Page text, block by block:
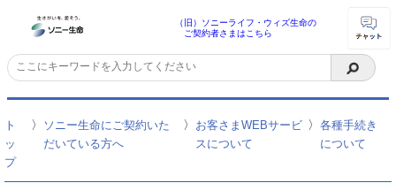
（旧）ソニーライフ・ウィズ生命の
ご契約者さまはこちら
ト
ッ
プ
〉
ソニー生命にご契約いた
だいている方へ
〉
お客さまWEBサービ
スについて
〉 各種手続き
について